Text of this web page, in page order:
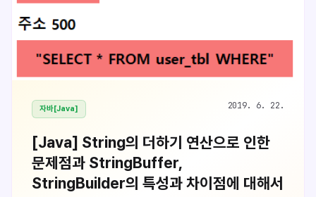
자바[Java] 2019. 6. 22.
[Java] String의 더하기 연산으로 인한
문제점과 StringBuffer,
StringBuilder의 특성과 차이점에 대해서